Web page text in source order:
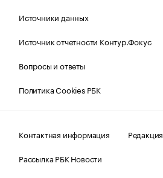
Источники данных
Источник отчетности Контур.Фокус
Вопросы и ответы
Политика Cookies РБК
Контактная информация
Редакция
Рассылка РБК Новости